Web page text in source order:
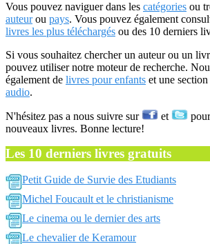
Vous pouvez naviguer dans les catégories ou
auteurou pays. Vous pouvez également
livres les plus téléchargés ou des 10 derniers
Si vous souhaitez chercher un auteur ou un
pouvez utiliser notre moteur de recherche.
également de livres pour enfants et une
audio.
N'hésitez pas a nous suivre sur et
nouveaux livres. Bonne lecture!
Les 10 derniers livres gratuits
Petit Guide de Survie des Etudiants
Michel Foucault et le christianisme
Le cinema ou le dernier des arts
Le chevalier de Keramour